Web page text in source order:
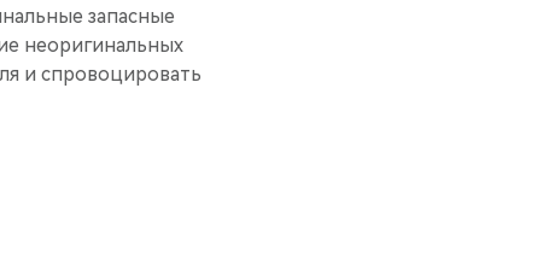
запасные
неоригинальных
и спровоцировать